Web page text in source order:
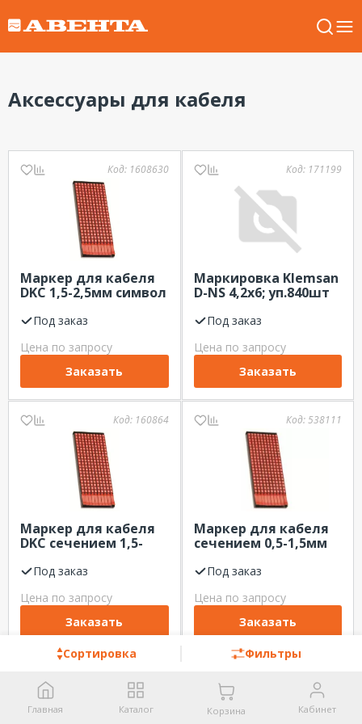
Аксессуары для кабеля
Сортировка Фильтры
Код: 1608630
Маркер для кабеля
DKC 1,5-2,5мм символ
Под заказ
Цена по запросу
Заказать
Код: 171199
Маркировка Klemsan
D-NS 4,2x6; уп.840шт
Под заказ
Цена по запросу
Заказать
Код: 160864
Маркер для кабеля
DKC сечением 1,5-
Под заказ
Цена по запросу
Заказать
Код:538111
Маркер для кабеля
сечением 0,5-1,5мм
Под заказ
Цена по запросу
Заказать
Главная Каталог Корзина Кабинет